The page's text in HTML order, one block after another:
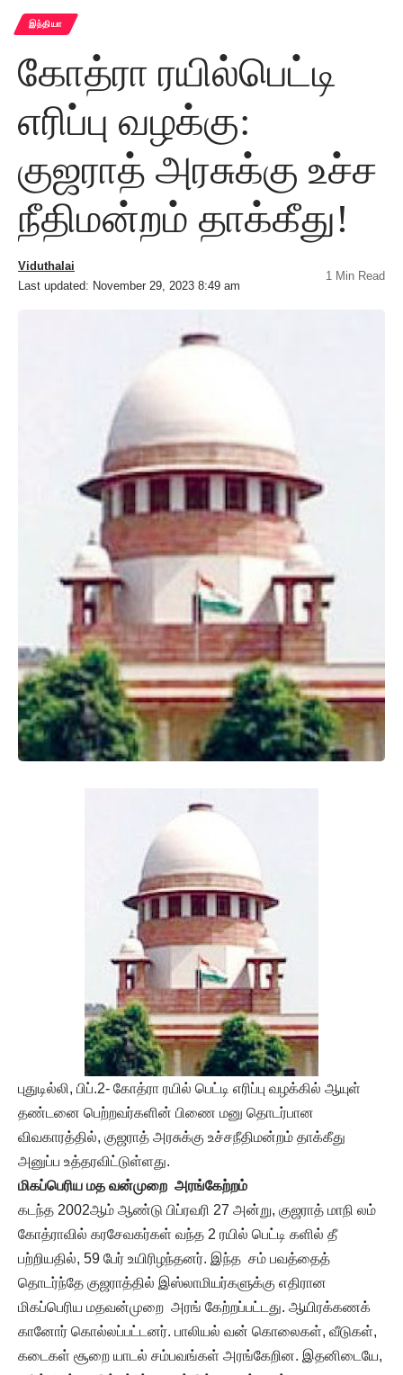
இந்தியா
கோத்ரா ரயில்பெட்டி
எரிப்பு வழக்கு:
குஜராத் அரசுக்கு உச்ச
நீதிமன்றம் தாக்கீது!
Last updated: November 29, 2023 8:49 am
Viduthalai
1 Min Read
புதுடில்லி, பிப்.2- கோத்ரா ரயில் பெட்டி எரிப்பு வழக்கில் ஆயுள்
தண்டனை பெற்றவர்களின் பிணை மனு தொடர்பான
விவகாரத்தில், குஜராத் அரசுக்கு உச்சநீதிமன்றம் தாக்கீது
அனுப்ப உத்தரவிட்டுள்ளது.
மிகப்பெரிய மத வன்முறை அரங்கேற்றம்
கடந்த 2002ஆம் ஆண்டு பிப்ரவரி 27 அன்று, குஜராத் மாநி லம்
கோத்ராவில் கரசேவகர்கள் வந்த 2 ரயில் பெட்டி களில் தீ
பற்றியதில், 59 பேர் உயிரிழந்தனர். இந்த சம் பவத்தைத்
தொடர்ந்தே குஜராத்தில் இஸ்லாமியர்களுக்கு எதிரான
மிகப்பெரிய மதவன்முறை அரங் கேற்றப்பட்டது. ஆயிரக்கணக்
கானோர் கொல்லப்பட்டனர். பாலியல் வன் கொலைகள், வீடுகள்,
கடைகள் சூறை யாடல் சம்பவங்கள் அரங்கேறின. இதனிடையே,